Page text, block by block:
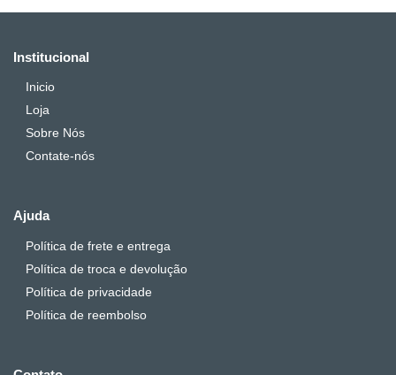
Institucional
Inicio
Loja
Sobre Nós
Contate-nós
Ajuda
Política de frete e entrega
Política de troca e devolução
Política de privacidade
Política de reembolso